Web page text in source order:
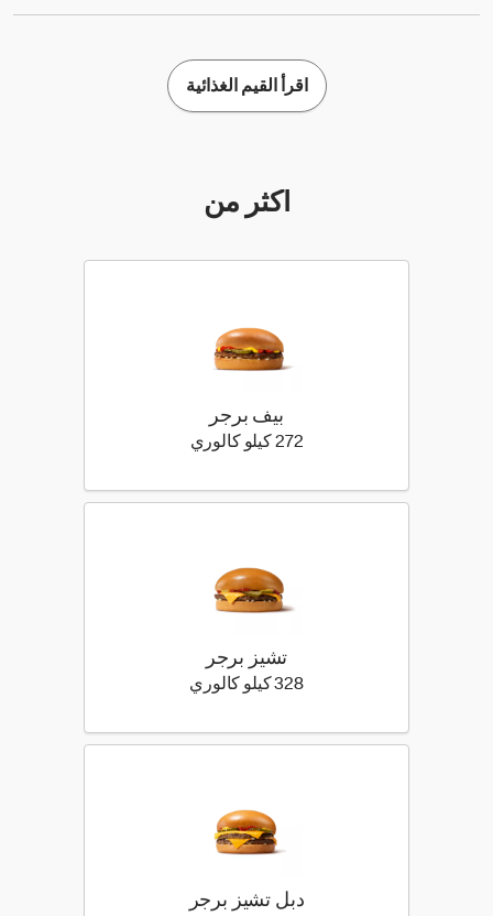
اقرأ القيم الغذائية
أكثر من
بيف برجر
272 كيلو كالوري
تشيز برجر
328 كيلو كالوري 328 كيلو سعرة حرارية
دبل تشيز برجر